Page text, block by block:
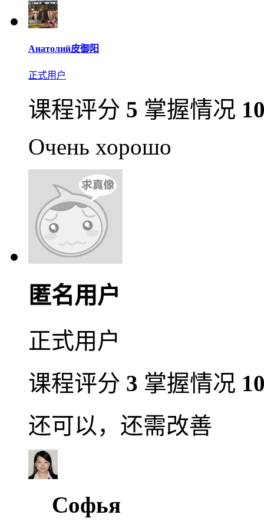
Анатолий皮御阳
正式用户
课程评分 5 掌握情况
Очень хорошо
匿名用户
正式用户
课程评分 3 掌握情况
还可以，还需改善
Софья